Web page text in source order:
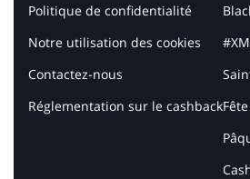
Politique de confidentialité
Notre utilisation des cookies
Contactez-nous
Réglementation sur le cashback